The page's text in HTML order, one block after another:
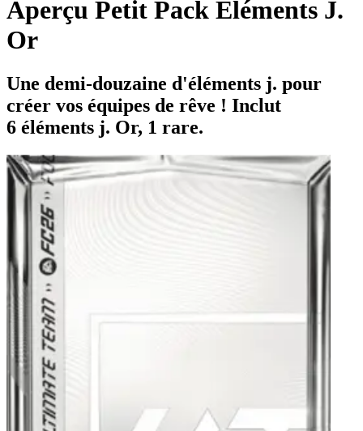
Aperçu Petit Pack Éléments J.
Or
Une demi-douzaine d'éléments j. pour
créer vos équipes de rêve ! Inclut
6 éléments j. Or, 1 rare.